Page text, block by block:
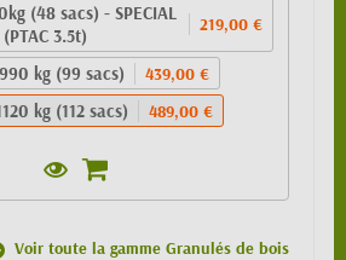
(48 sacs) - SPECIAL
3.5t)
219,00 €
kg (99 sacs) 439,00 €
kg (112 sacs) 489,00 €
Voir toute la gamme Granulés de bois